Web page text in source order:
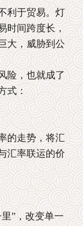
利于贸易。灯
时间跨度长，
大，威胁到公
险，也就成了
式：
的走势，将汇
汇率联运的价
”，改变单一